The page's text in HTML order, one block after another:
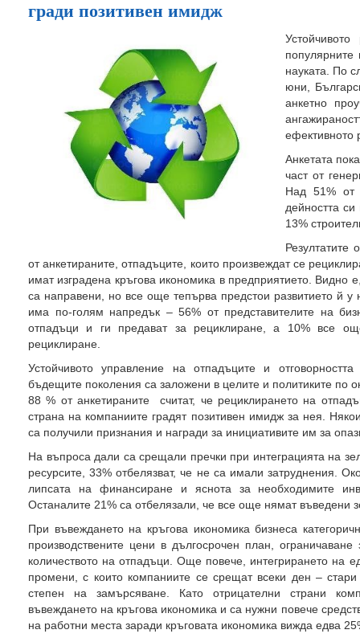
гради позитивен имидж
науката. По
юни,
анкетно
ефективното
Анкетата
част от
Над 51% от
дейността
13%
Резултатите
от анкетираните, отпадъците, които произвеждат се
имат изградена кръгова икономика в предприятието. Видно
са направени, но все още тепърва предстои развитието й
има по-голям напредък – 56% от представителите на
отпадъци и ги предават за рециклиране, а 10% все
рециклиране.
Устойчивото управление на отпадъците и
бъдещите поколения са заложени в целите и политиките по
88 % от анкетираните считат, че рециклирането на
страна на компаниите градят позитивен имидж за нея.
са получили признания и награди за инициативите им за
На въпроса дали са срещали пречки при интеграцията на
ресурсите, 33% отбелязват, че не са имали затруднения.
липсата на финансиране и яснота за необходимите
Останалите 21% са отбелязали, че все още нямат въведени
При въвеждането на кръгова икономика бизнеса
производствените цени в дългосрочен план,
количеството на отпадъци. Още повече, интегрирането на
промени, с които компаниите се срещат всеки ден – стари
степен на замърсяване. Като отрицателни страни
въвеждането на кръгова икономика и са нужни повече
на работни места заради кръговата икономика вижда едва